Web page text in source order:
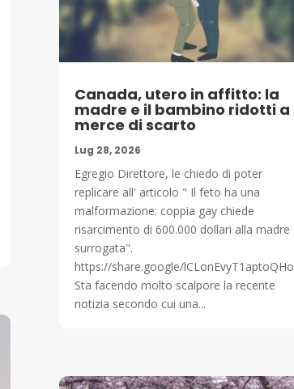
Canada, utero in affitto: la
madre e il bambino ridotti a
merce di scarto
Lug 28, 2026
Egregio Direttore, le chiedo di poter
replicare all' articolo " Il feto ha una
malformazione: coppia gay chiede
risarcimento di 600.000 dollari alla madre
surrogata".
https://share.google/lCLonEvyT1aptoQHo
Sta facendo molto scalpore la recente
notizia secondo cui una...